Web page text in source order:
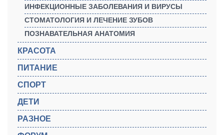
ИНФЕКЦИОННЫЕ ЗАБОЛЕВАНИЯ И ВИРУСЫ
СТОМАТОЛОГИЯ И ЛЕЧЕНИЕ ЗУБОВ
ПОЗНАВАТЕЛЬНАЯ АНАТОМИЯ
КРАСОТА
ПИТАНИЕ
СПОРТ
ДЕТИ
РАЗНОЕ